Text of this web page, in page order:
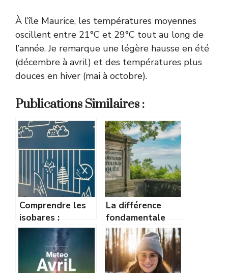
À l’île Maurice, les températures moyennes
oscillent entre 21°C et 29°C tout au long de
l’année. Je remarque une légère hausse en été
(décembre à avril) et des températures plus
douces en hiver (mai à octobre).
Publications Similaires :
Comprendre les
isobares :
comment lire une
carte de pression
comme un pro
La différence
fondamentale
entre
météorologie et
climatologie
expliquée